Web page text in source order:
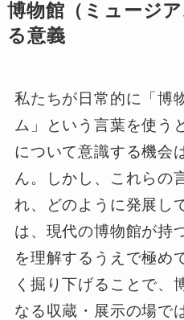
博物館（ミュージ
る意義
私たちが日常的に「博
ム」という言葉を使う
について意識する機会
ん。しかし、これらの
れ、どのように発展し
は、現代の博物館が持
を理解するうえで極め
く掘り下げることで、
なる収蔵・展示の場で